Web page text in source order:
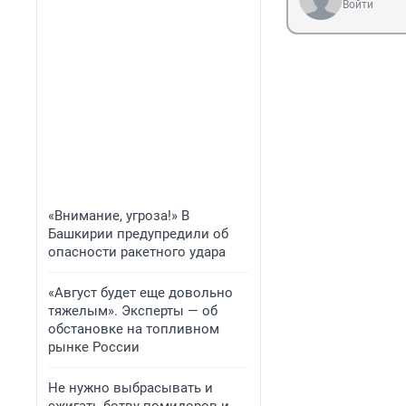
«Внимание, угроза!» В
Башкирии предупредили об
опасности ракетного удара
«Август будет еще довольно
тяжелым». Эксперты — об
обстановке на топливном
рынке России
Не нужно выбрасывать и
Войти